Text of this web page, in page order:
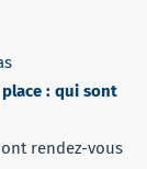
: qui sont
ont rendez-vous